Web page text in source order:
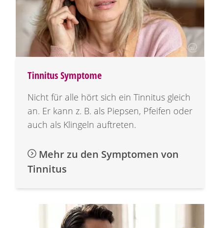
Tinnitus Symptome
Nicht für alle hört sich ein Tinnitus gleich
an. Er kann z. B. als Piepsen, Pfeifen oder
auch als Klingeln auftreten.
Mehr zu den Symptomen von
Tinnitus